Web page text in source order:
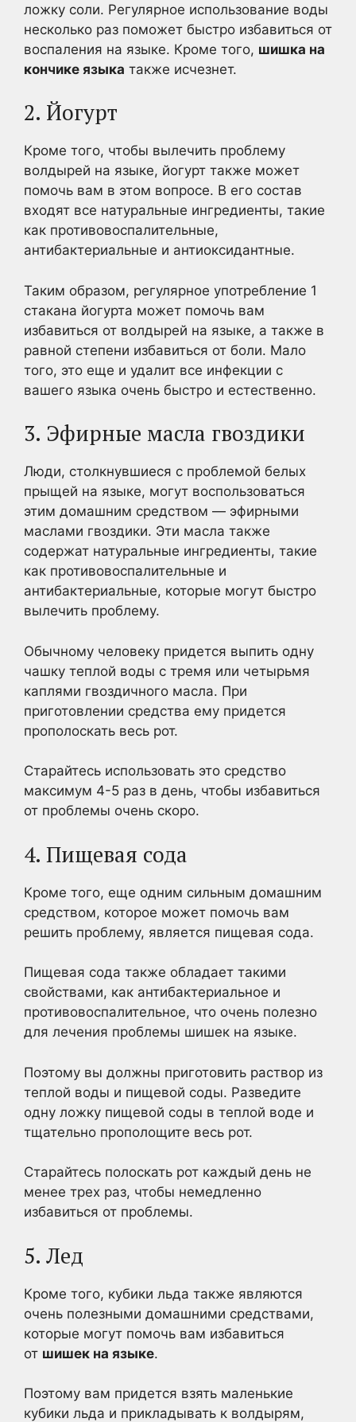
ложку соли. Регулярное использование воды
несколько раз поможет быстро избавиться от
воспаления на языке. Кроме того, шишка на
кончике языка также исчезнет.
2. Йогурт
Кроме того, чтобы вылечить проблему
волдырей на языке, йогурт также может
помочь вам в этом вопросе. В его состав
входят все натуральные ингредиенты, такие
как противовоспалительные,
антибактериальные и антиоксидантные.
Таким образом, регулярное употребление 1
стакана йогурта может помочь вам
избавиться от волдырей на языке, а также в
равной степени избавиться от боли. Мало
того, это еще и удалит все инфекции с
вашего языка очень быстро и естественно.
3. Эфирные масла гвоздики
Люди, столкнувшиеся с проблемой белых
прыщей на языке, могут воспользоваться
этим домашним средством — эфирными
маслами гвоздики. Эти масла также
содержат натуральные ингредиенты, такие
как противовоспалительные и
антибактериальные, которые могут быстро
вылечить проблему.
Обычному человеку придется выпить одну
чашку теплой воды с тремя или четырьмя
каплями гвоздичного масла. При
приготовлении средства ему придется
прополоскать весь рот.
Старайтесь использовать это средство
максимум 4-5 раз в день, чтобы избавиться
от проблемы очень скоро.
4. Пищевая сода
Кроме того, еще одним сильным домашним
средством, которое может помочь вам
решить проблему, является пищевая сода.
Пищевая сода также обладает такими
свойствами, как антибактериальное и
противовоспалительное, что очень полезно
для лечения проблемы шишек на языке.
Поэтому вы должны приготовить раствор из
теплой воды и пищевой соды. Разведите
одну ложку пищевой соды в теплой воде и
тщательно прополощите весь рот.
Старайтесь полоскать рот каждый день не
менее трех раз, чтобы немедленно
избавиться от проблемы.
5. Лед
Кроме того, кубики льда также являются
очень полезными домашними средствами,
которые могут помочь вам избавиться
от шишек на языке.
Поэтому вам придется взять маленькие
кубики льда и прикладывать к волдырям,